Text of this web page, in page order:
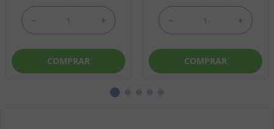
＋
－
COMPRAR
＋
－
COMPRAR